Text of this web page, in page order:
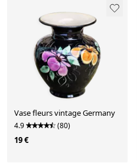
Vase fleurs vintage Germany
4.9 (80)
19 €